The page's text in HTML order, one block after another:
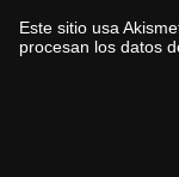
Este sitio usa
procesan los datos